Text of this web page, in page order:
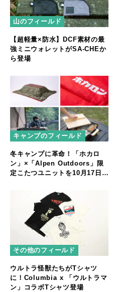
山のフィールド
【超軽量×防水】DCF素材の最
強ミニウォレットがSA-CHEか
ら登場
キャンプのフィールド
冬キャンプに革命！「ホカロ
ン」×「Alpen Outdoors」限
定こたつユニットを10月17日
その他のフィールド
ウルトラ怪獣たちがTシャツ
に！Columbia x 「ウルトラマ
ン」コラボTシャツ登場